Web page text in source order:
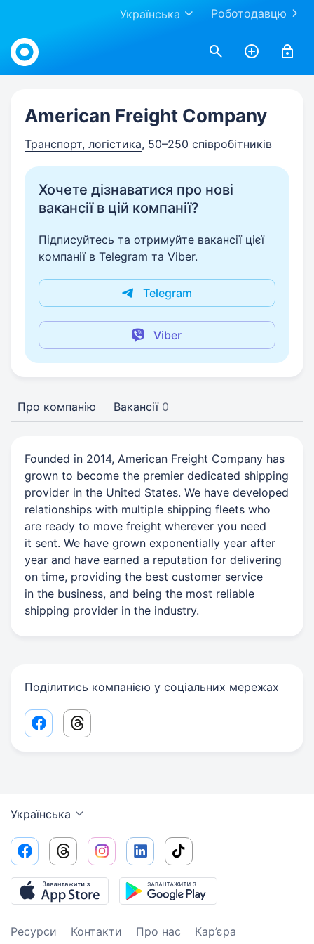
Роботодавцю
Українська
Work.ua
American Freight Company
Транспорт, логістика, 50–250 співробітників
Хочете дізнаватися про нові
вакансії в цій компанії?
Підписуйтесь та отримуйте вакансії цієї
компанії в Telegram та Viber.
Telegram
Viber
Про компанію Вакансії 0
Founded in 2014, American Freight Company has
grown to become the premier dedicated shipping
provider in the United States. We have developed
relationships with multiple shipping fleets who
are ready to move freight wherever you need
it sent. We have grown exponentially year after
year and have earned a reputation for delivering
on time, providing the best customer service
in the business, and being the most reliable
shipping provider in the industry.
Поділитись компанією у соціальних мережах
Facebook share link
Threads share link
Українська
Ресурси Контакти Про нас Кар’єра